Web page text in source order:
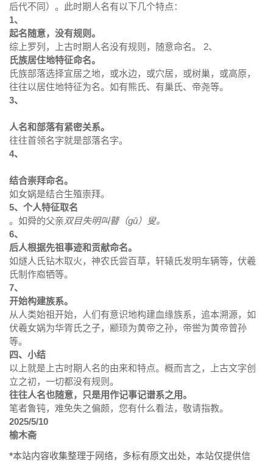
后代不同）。此时期人名有以下几个特点：
1、
起名随意，没有规则。
综上罗列，上古时期人名没有规则，随意命名。 2、
氏族居住地特征命名。
氏族部落选择宜居之地，或水边，或穴居，或树巢，或高原，
往往以居住地特征为名。如有熊氏、有巢氏、帝尧等。
3、
人名和部落有紧密关系。
往往首领名字就是部落名字。
4、
结合崇拜命名。
如女娲是结合生殖崇拜。
5、个人特征取名
。如舜的父亲双目失明叫瞽（gǔ）叟。
6、
后人根据先祖事迹和贡献命名。
如燧人氏钻木取火，神农氏尝百草，轩辕氏发明车辆等，伏羲
氏制作庖牺等。
7、
开始构建族系。
从人类始祖开始，人们有意识地构建血缘族系，追本溯源，如
伏羲女娲为华胥氏之子，颛顼为黄帝之孙，帝喾为黄帝曾孙
等。
四、小结
以上就是上古时期人名的由来和特点。概而言之，上古文字创
立之初，一切都没有规则。
往往人名也随意，只是用作记事记谱系之用。
笔者鲁钝，难免失之偏颇，您有什么看法，敬请指教。
2025/5/10
榆木斋
*本站内容收集整理于网络，多标有原文出处，本站仅提供信